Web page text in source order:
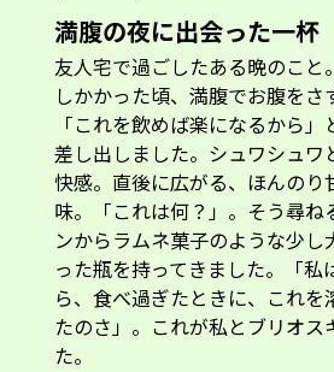
満腹の夜に出会った一杯
友人宅で過ごしたある晩のこと
しかかった頃、満腹でお腹をさ
「これを飲めば楽になるから
差し出しました。シュワシュワ
快感。直後に広がる、ほんのり
味。「これは何？」。そう尋ね
ンからラムネ菓子のような少し
った瓶を持ってきました。「私
ら、食べ過ぎたときに、これを
たのさ」。これが私とブリオス
た。